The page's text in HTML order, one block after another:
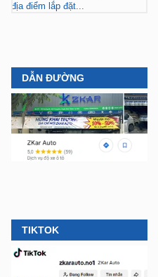
địa điểm lắp đặt...
DẪN ĐƯỜNG
TIKTOK